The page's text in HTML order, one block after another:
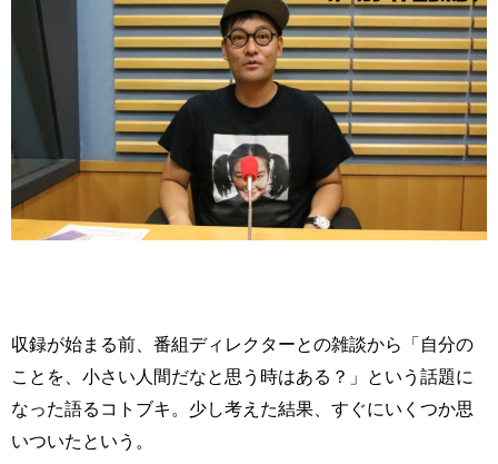
収録が始まる前、番組ディレクターとの雑談から「自分の
ことを、小さい人間だなと思う時はある？」という話題に
なった語るコトブキ。少し考えた結果、すぐにいくつか思
いついたという。